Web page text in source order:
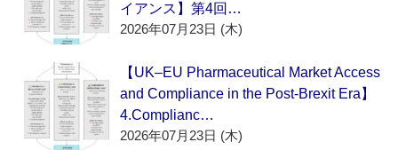
イアンス】第4回…
2026年07月23日 (木)
【UK–EU Pharmaceutical Market Access
and Compliance in the Post-Brexit Era】
4.Complianc…
2026年07月23日 (木)